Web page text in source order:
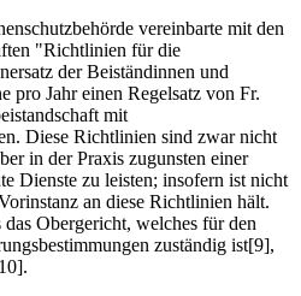
vereinbarte mit den
"Richtlinien für die
der Beiständinnen und
pro Jahr einen Regelsatz von Fr.
mit
Diese Richtlinien sind zwar nicht
in der Praxis zugunsten einer
Dienste zu leisten; insofern ist nicht
an diese Richtlinien hält.
Obergericht, welches für den
zuständig ist[9],